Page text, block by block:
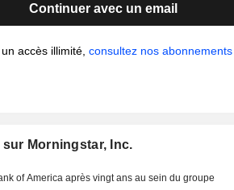
Continuer avec un email
un accès illimité,consultez nos abonnements
Morningstar, Inc.
of America après vingt ans au sein du groupe